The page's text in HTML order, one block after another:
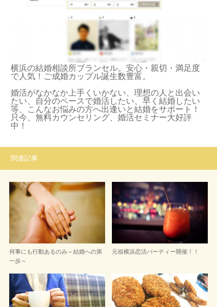
横浜の結婚相談所ブランセル。安心・親切・満足度
で人気！ご成婚カップル誕生数豊富。
婚活がなかなか上手くいかない、理想の人と出会い
たい、自分のペースで婚活したい、早く結婚したい
等、こんなお悩みの方へ出逢いと結婚をサポート！
只今、無料カウンセリング、婚活セミナー大好評
中！
関連記事
何事にも行動あるのみ～結婚への第
一歩～
元祖横浜恋活パーティー開催！！